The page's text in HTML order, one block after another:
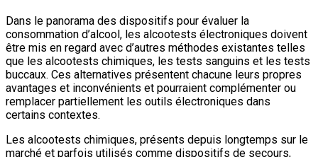
Dans le panorama des dispositifs pour évaluer la
consommation d’alcool, les alcootests électroniques doivent
être mis en regard avec d’autres méthodes existantes telles
que les alcootests chimiques, les tests sanguins et les tests
buccaux. Ces alternatives présentent chacune leurs propres
avantages et inconvénients et pourraient complémenter ou
remplacer partiellement les outils électroniques dans
certains contextes.
Les alcootests chimiques, présents depuis longtemps sur le
marché et parfois utilisés comme dispositifs de secours,